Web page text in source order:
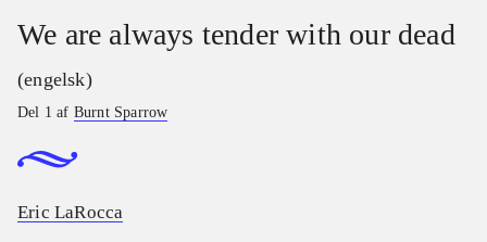
We are always tender with our dead
(engelsk)
Del 1 af Burnt Sparrow
Eric LaRocca